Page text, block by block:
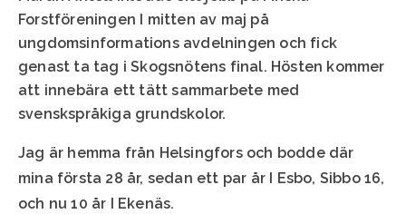
Forstföreningen I mitten av maj på
ungdomsinformations avdelningen och fick
genast ta tag i Skogsnötens final. Hösten kommer
att innebära ett tätt sammarbete med
svenskspråkiga grundskolor.
Jag är hemma från Helsingfors och bodde där
mina första 28 år, sedan ett par år Esbo, Sibbo16,
och nu 10 år Ekenäs.